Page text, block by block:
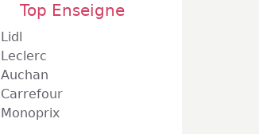
Top Enseigne
Lidl
Leclerc
Auchan
Carrefour
Monoprix